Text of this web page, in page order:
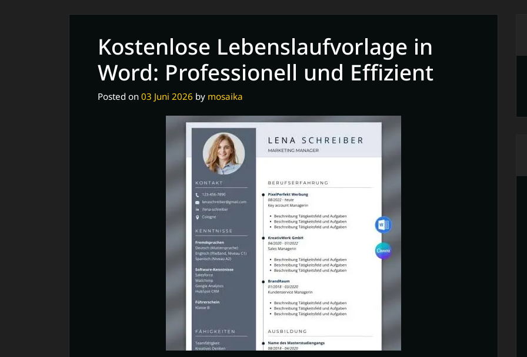
Kostenlose Lebenslaufvorlage in
Word: Professionell und Effizient
Posted on 03 Juni 2026 by mosaika